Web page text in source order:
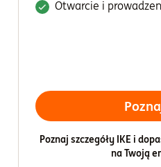
Otwarcie i
Poznaj szczegóły IKE i
na Twoją